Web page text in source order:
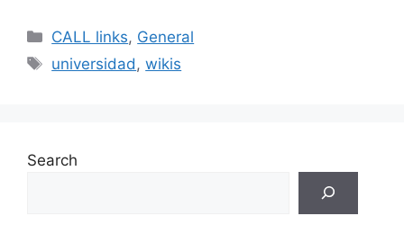
Categories
CALL links, General
Tags
universidad ,wikis
Search